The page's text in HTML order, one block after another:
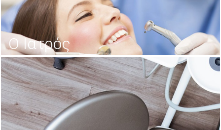
Ο Ιατρός
ΔΑΜΟΥΛΗΣ ΠΕΤΡΟΣ DDS, DMD, DMSc | Ειδικευθείς
στο Πανεπιστήμιο TUFTS, Η.Π.Α.
ΠΕΡΙΣΣΟΤΕΡΑ